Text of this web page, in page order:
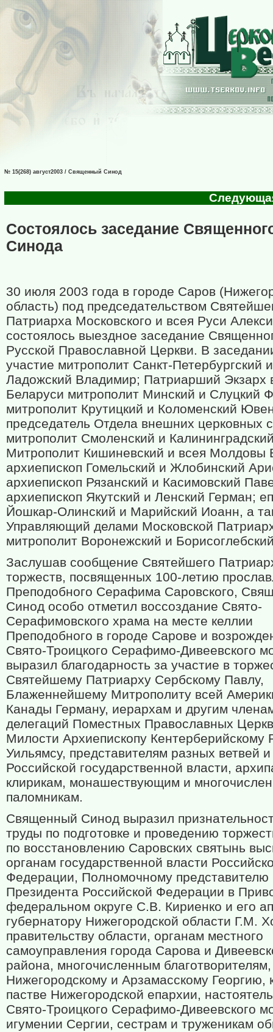
№ 15(268) август2003 / Священный Синод
Состоялось заседание
Синода
30 июля 2003 года в городе Саров
область) под председательством
Патриарха Московского и всея Руси
состоялось выездное заседание
Русской Православной Церкви. В
участие митрополит Санкт-Петербургский и
Ладожский Владимир; Патриарший Экзарх
Беларуси митрополит Минский и Слуцкий
митрополит Крутицкий и Коломенский
председатель Отдела внешних церковных
митрополит Смоленский и
Митрополит Кишиневский и всея Молдовы
архиепископ Гомельский и Жлобинский
архиепископ Рязанский и Касимовский
архиепископ Якутский и Ленский Герман;
Йошкар-Олинский и Марийский Иоанн, а
Управляющий делами Московской
митрополит Воронежский и
Заслушав сообщение Святейшего
торжеств, посвященных 100-летию
Преподобного Серафима Саровского,
Синод особо отметил воссоздание Свято-
Серафимовского храма на месте келлии
Преподобного в городе Сарове и
Свято-Троицкого Серафимо-Дивеевского
выразил благодарность за участие в
Святейшему Патриарху Сербскому Павлу,
Блаженнейшему Митрополиту всей
Канады Герману, иерархам и другим
делегаций Поместных Православных
Милости Архиепископу Кентерберийскому
Уильямсу, представителям разных ветвей
Российской государственной власти,
клирикам, монашествующим и
паломникам.
Священный Синод выразил
труды по подготовке и проведению
по восстановлению Саровских святынь
органам государственной власти
Федерации, Полномочному представителю
Президента Российской Федерации в
федеральном округе С.В. Кириенко и его
губернатору Нижегородской области Г.М.
правительству области, органам местного
самоуправления города Сарова и
района, многочисленным благотворителям,
Нижегородскому и Арзамасскому Георгию,
пастве Нижегородской епархии,
Свято-Троицкого Серафимо-Дивеевского
игумении Сергии, сестрам и труженикам